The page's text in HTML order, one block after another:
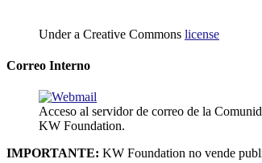
Under a Creative Commons license
Correo Interno
Acceso al servidor de correo de la
KW Foundation.
IMPORTANTE: KW Foundation no vende